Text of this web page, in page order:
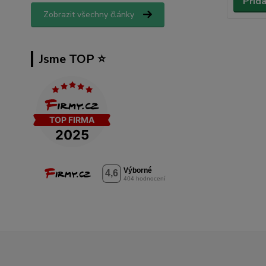
Zobrazit všechny články
Jsme TOP ⭐️